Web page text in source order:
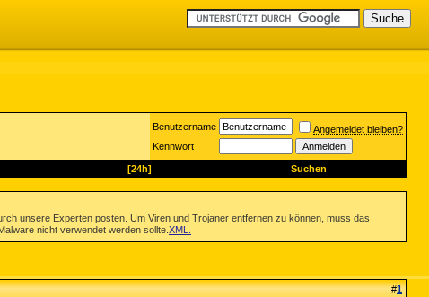
Benutzername
Angemeldet bleiben?
Kennwort
[24h] Suchen
unsere Experten posten. Um Viren und Trojaner entfernen zu können, muss das
nicht verwendet werden sollte. XML
#1